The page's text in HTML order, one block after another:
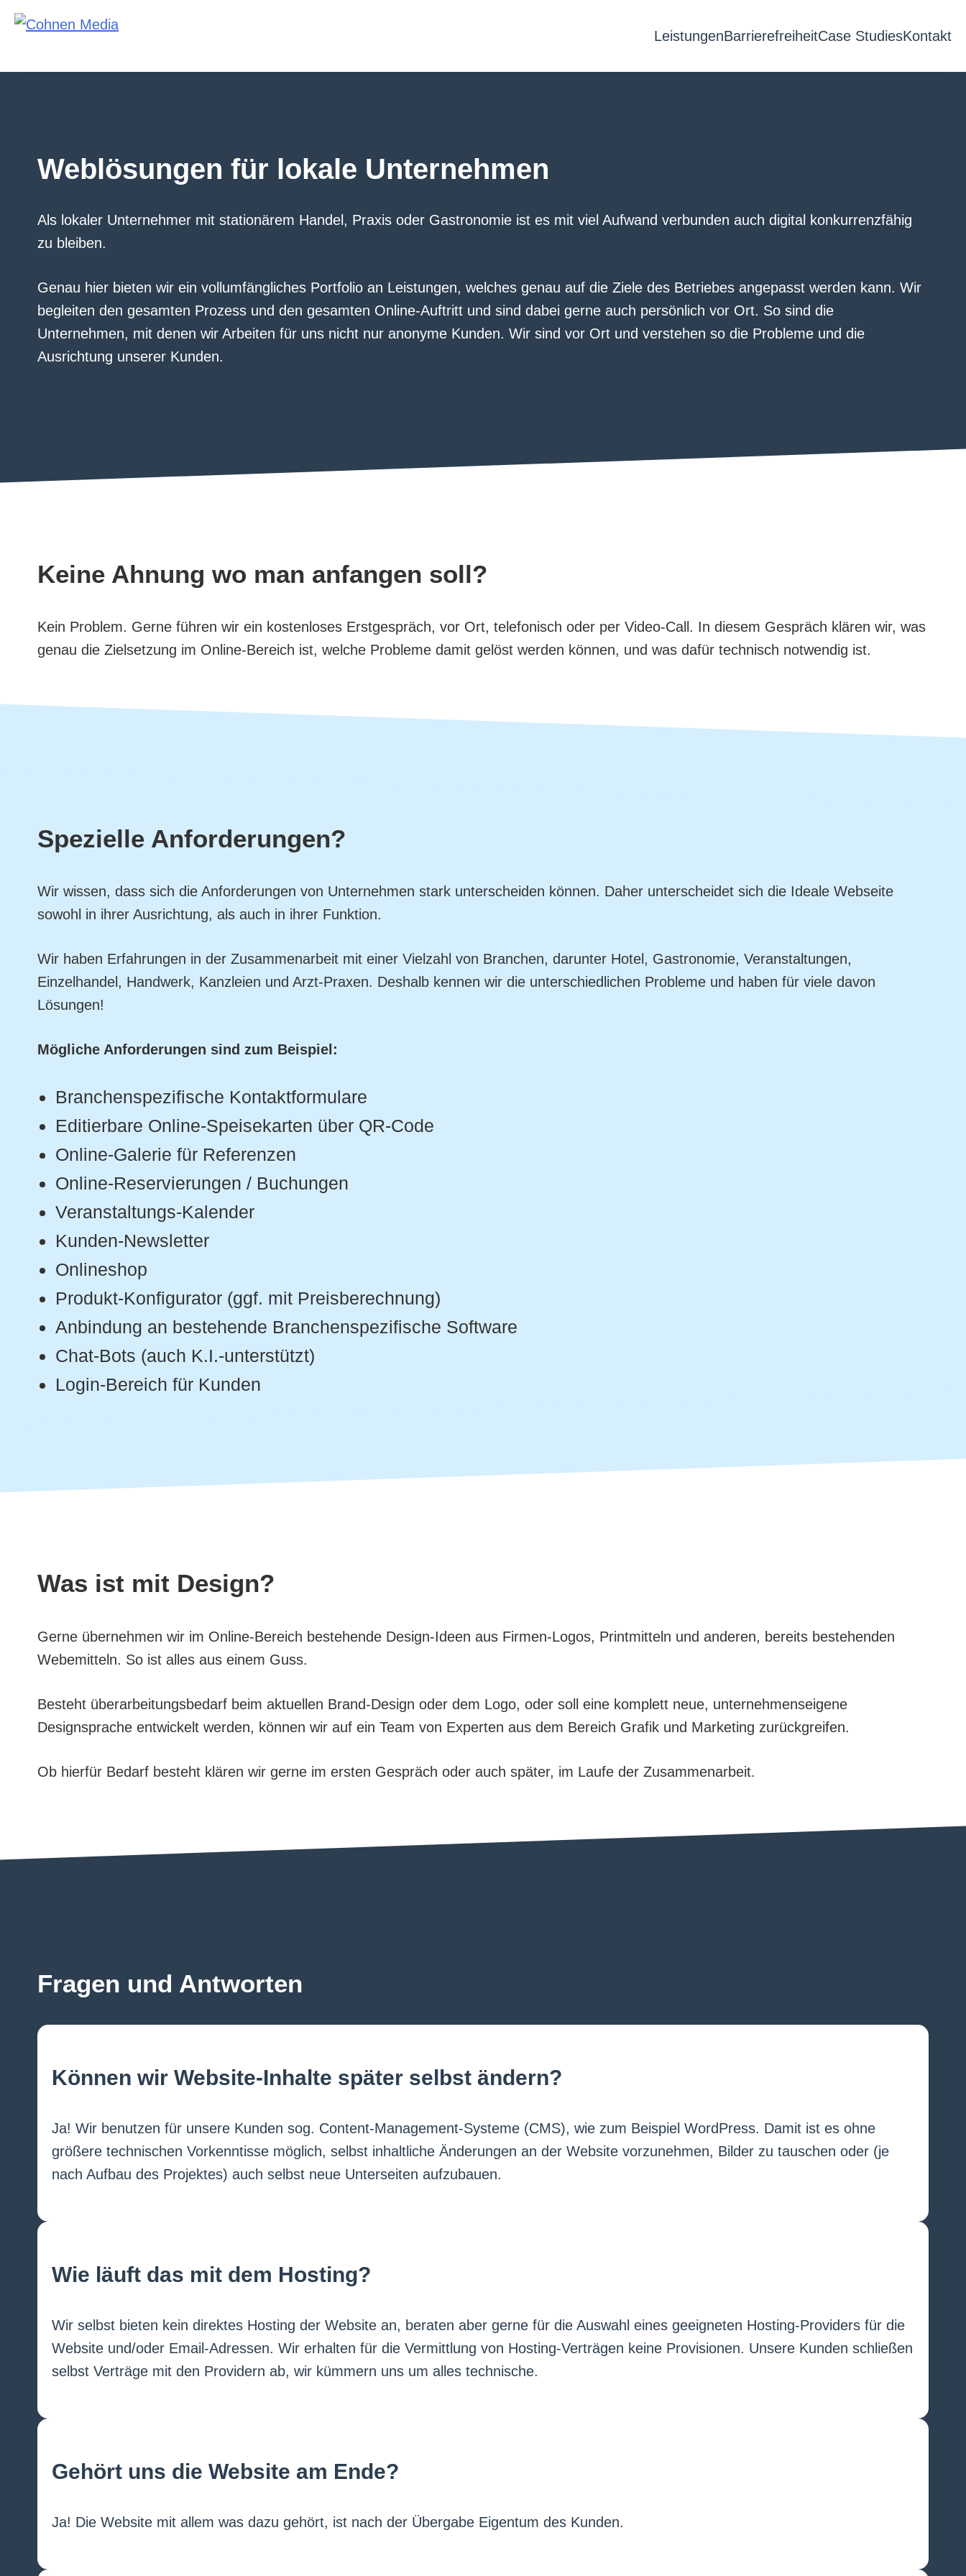
Skip
LeistungenBarrierefreiheitCase StudiesKontakt
Weblösungen für lokale Unternehmen
Als lokaler Unternehmer mit stationärem Handel, Praxis oder Gastronomie ist es mit viel Aufwand verbunden auch digital konkurrenzfähig
zu bleiben.
Genau hier bieten wir ein vollumfängliches Portfolio an Leistungen, welches genau auf die Ziele des Betriebes angepasst werden kann. Wir
begleiten den gesamten Prozess und den gesamten Online-Auftritt und sind dabei gerne auch persönlich vor Ort. So sind die
Unternehmen, mit denen wir Arbeiten für uns nicht nur anonyme Kunden. Wir sind vor Ort und verstehen so die Probleme und die
Ausrichtung unserer Kunden.
Keine Ahnung wo man anfangen soll?
Kein Problem. Gerne führen wir ein kostenloses Erstgespräch, vor Ort, telefonisch oder per Video-Call. In diesem Gespräch klären wir, was
genau die Zielsetzung im Online-Bereich ist, welche Probleme damit gelöst werden können, und was dafür technisch notwendig ist.
Spezielle Anforderungen?
Wir wissen, dass sich die Anforderungen von Unternehmen stark unterscheiden können. Daher unterscheidet sich die Ideale Webseite
sowohl in ihrer Ausrichtung, als auch in ihrer Funktion.
Wir haben Erfahrungen in der Zusammenarbeit mit einer Vielzahl von Branchen, darunter Hotel, Gastronomie, Veranstaltungen,
Einzelhandel, Handwerk, Kanzleien und Arzt-Praxen. Deshalb kennen wir die unterschiedlichen Probleme und haben für viele davon
Lösungen!
Mögliche Anforderungen sind zum Beispiel:
Branchenspezifische Kontaktformulare
Editierbare Online-Speisekarten über QR-Code
Online-Galerie für Referenzen
Online-Reservierungen / Buchungen
Veranstaltungs-Kalender
Kunden-Newsletter
Onlineshop
Produkt-Konfigurator (ggf. mit Preisberechnung)
Anbindung an bestehende Branchenspezifische Software
Chat-Bots (auch K.I.-unterstützt)
Login-Bereich für Kunden
Was ist mit Design?
Gerne übernehmen wir im Online-Bereich bestehende Design-Ideen aus Firmen-Logos, Printmitteln und anderen, bereits bestehenden
Webemitteln. So ist alles aus einem Guss.
Besteht überarbeitungsbedarf beim aktuellen Brand-Design oder dem Logo, oder soll eine komplett neue, unternehmenseigene
Designsprache entwickelt werden, können wir auf ein Team von Experten aus dem Bereich Grafik und Marketing zurückgreifen.
Ob hierfür Bedarf besteht klären wir gerne im ersten Gespräch oder auch später, im Laufe der Zusammenarbeit.
Fragen und Antworten
Können wir Website-Inhalte später selbst ändern?
Ja! Wir benutzen für unsere Kunden sog. Content-Management-Systeme (CMS), wie zum Beispiel WordPress. Damit ist es ohne
größere technischen Vorkenntisse möglich, selbst inhaltliche Änderungen an der Website vorzunehmen, Bilder zu tauschen oder (je
nach Aufbau des Projektes) auch selbst neue Unterseiten aufzubauen.
Wie läuft das mit dem Hosting?
Wir selbst bieten kein direktes Hosting der Website an, beraten aber gerne für die Auswahl eines geeigneten Hosting-Providers für die
Website und/oder Email-Adressen. Wir erhalten für die Vermittlung von Hosting-Verträgen keine Provisionen. Unsere Kunden schließen
selbst Verträge mit den Providern ab, wir kümmern uns um alles technische.
Gehört uns die Website am Ende?
Ja! Die Website mit allem was dazu gehört, ist nach der Übergabe Eigentum des Kunden.